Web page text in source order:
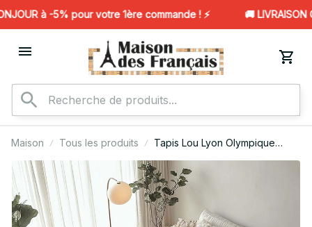
à -5% pour votre 1ère commande ! ⚡️ 🚚 LIVRAISON
Maison Tous les produits
Tapis Lou Lyon Olympique
Universitaire Rugby Club 04